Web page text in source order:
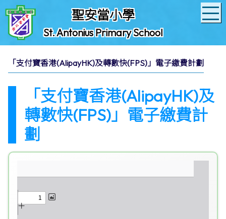
聖安當小學
St. Antonius Primary School
「支付寶香港(AlipayHK)及轉數快(FPS)」電子繳費計劃
「支付寶香港(AlipayHK)及
轉數快(FPS)」電子繳費計
劃